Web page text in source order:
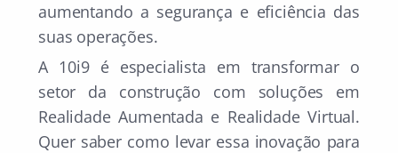
aumentando a segurança e eficiência das
suas operações.
A 10i9 é especialista em transformar o
setor da construção com soluções em
Realidade Aumentada e Realidade Virtual.
Quer saber como levar essa inovação para